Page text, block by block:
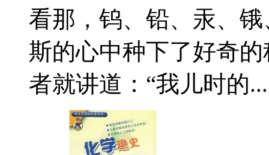
看那，钨、铅、汞、
斯的心中种下了好奇
者就讲道：“我儿时的...